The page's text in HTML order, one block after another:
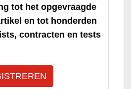
tot het opgevraagde
en tot honderden
contracten en tests